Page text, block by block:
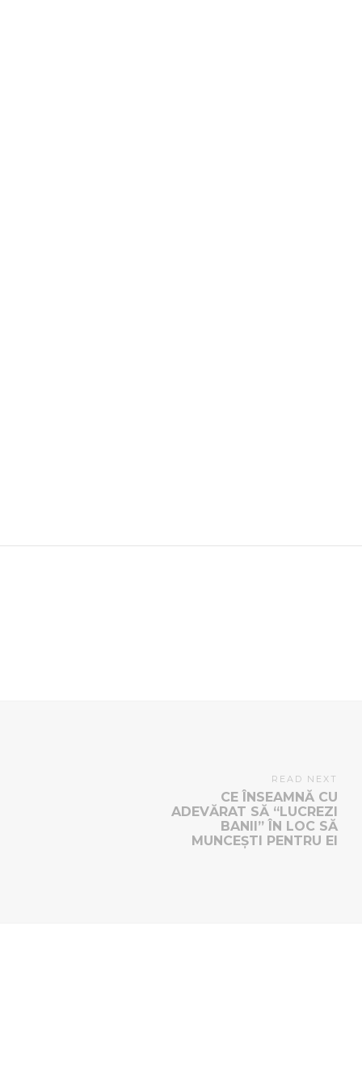
READ NEXT
CE ÎNSEAMNĂ CU
ADEVĂRAT SĂ “LUCREZI
BANII” ÎN LOC SĂ
MUNCEȘTI PENTRU EI